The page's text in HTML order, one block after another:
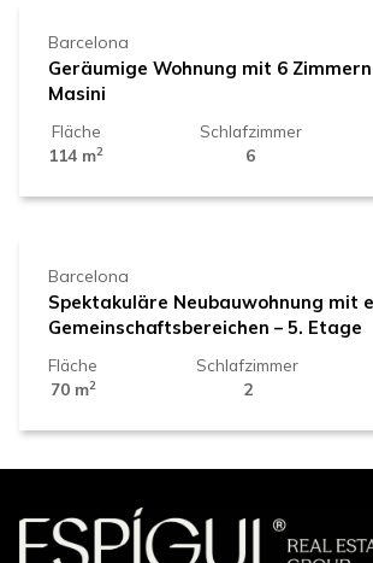
Barcelona
Geräumige Wohnung mit 6
Masini
Fläche
114 m2
Schlafzimmer
6
510.000 €
Barcelona
Spektakuläre Neubauwohnung mit
Gemeinschaftsbereichen – 5. Etage
Fläche
70 m2
Schlafzimmer
2